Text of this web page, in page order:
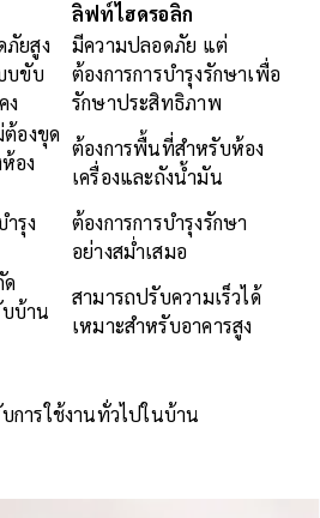
ลิฟท์ไฮดรอลิก
ยสูง
บขับ
ง
มีความปลอดภัย แต่
ต้องการการบำรุงรักษาเพื่อ
รักษาประสิทธิภาพ
ต้องขุด
อง
ต้องการพื้นที่สำหรับห้อง
เครื่องและถังน้ำมัน
ำรุง
ต้องการการบำรุงรักษา
อย่างสม่ำเสมอ
ด
บ้าน
สามารถปรับความเร็วได้
เหมาะสำหรับอาคารสูง
การใช้งานทั่วไปในบ้าน